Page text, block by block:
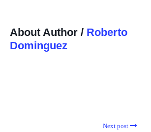
About Author / Roberto
Dominguez
Next post